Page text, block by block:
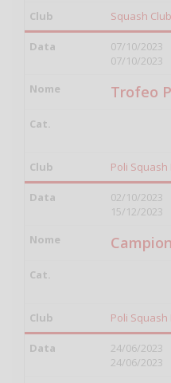
Squash
07/10/2023
07/10/2023
Trofeo
Poli Squash
02/10/2023
15/12/2023
Poli Squash
24/06/2023
24/06/2023